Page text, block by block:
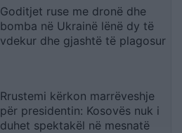
Goditjet ruse me dronë dhe
bomba në Ukrainë lënë dy të
vdekur dhe gjashtë të plagosur
Rrustemi kërkon marrëveshje
për presidentin: Kosovës nuk i
duhet spektakël në mesnatë